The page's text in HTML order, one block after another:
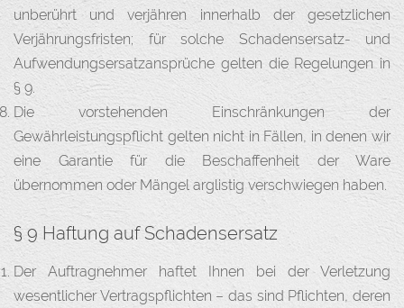
unberührt und verjähren innerhalb der gesetzlichen
Verjährungsfristen; für solche Schadensersatz- und
Aufwendungsersatzansprüche gelten die Regelungen in
§ 9.
Die vorstehenden Einschränkungen der
Gewährleistungspflicht gelten nicht in Fällen, in denen wir
eine Garantie für die Beschaffenheit der Ware
übernommen oder Mängel arglistig verschwiegen haben.
§ 9 Haftung auf Schadensersatz
Der Auftragnehmer haftet Ihnen bei der Verletzung
wesentlicher Vertragspflichten – das sind Pflichten, deren